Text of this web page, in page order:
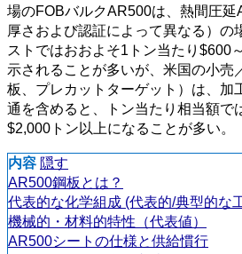
場のFOBバルクAR500は、熱間圧延
厚さおよび認証によって異なる）の
ストではおおよそ1トン当たり$600
示されることが多いが、米国の小売
板、プレカットターゲット）は、加
通を含めると、トン当たり相当額で
$2,000トン以上になることが多い。
内容 隠す
AR500鋼板とは？
代表的な化学組成 (代表的/典型的な
機械的・材料的特性（代表値）
AR500シートの仕様と供給慣行